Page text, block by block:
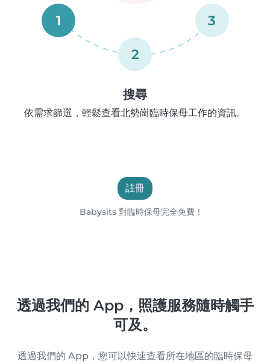
1
2
3
搜尋
依需求篩選，輕鬆查看北勢崗臨時保母工作的資訊。
註冊
Babysits 對臨時保母完全免費！
透過我們的 App，照護服務隨時觸手
可及。
透過我們的 App，您可以快速查看所在地區的臨時保母